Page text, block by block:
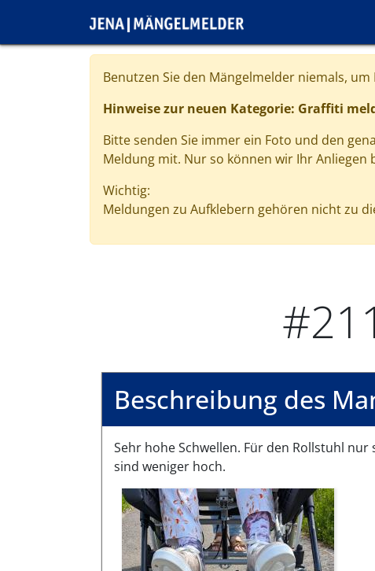
Benutzen Sie den Mängelmelder niemals,
Hinweise zur neuen Kategorie: Graffiti
Bitte senden Sie immer ein Foto und den
Meldung mit. Nur so können wir Ihr Anliegen
Wichtig:
Meldungen zu Aufklebern gehören nicht zu
Beschreibung des
Sehr hohe Schwellen. Für den Rollstuhl
sind weniger hoch.
Bilder des Mangels